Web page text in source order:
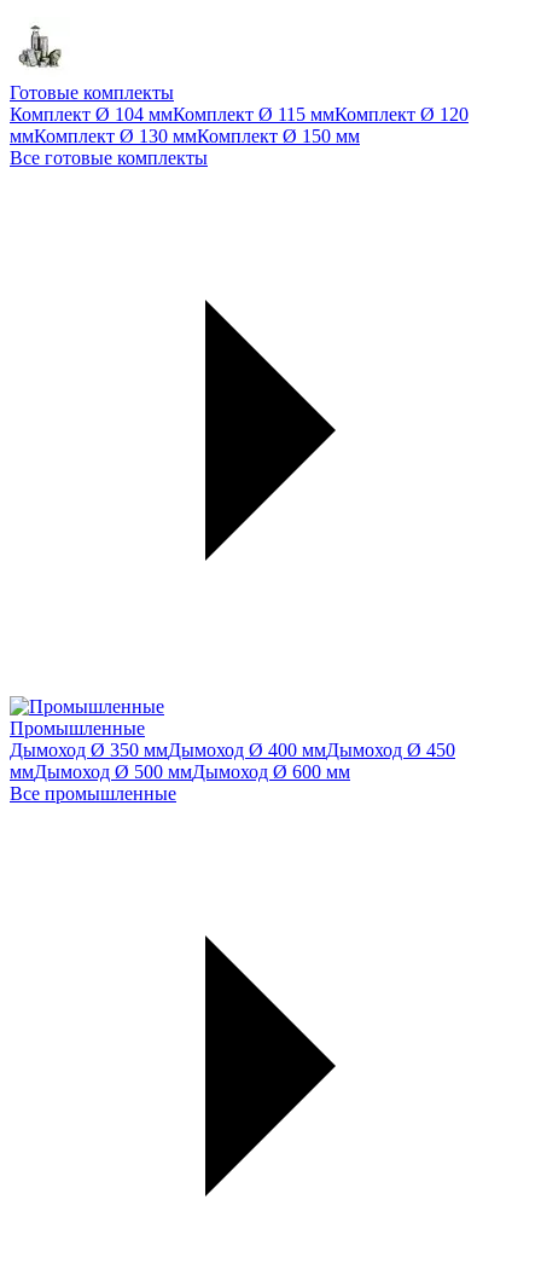
Готовые комплекты
Комплект Ø 104 ммКомплект Ø 115 ммКомплект Ø 120
ммКомплект Ø 130 ммКомплект Ø 150 мм
Все готовые комплекты
Промышленные
Дымоход Ø 350 ммДымоход Ø 400 ммДымоход Ø 450
ммДымоход Ø 500 ммДымоход Ø 600 мм
Все промышленные